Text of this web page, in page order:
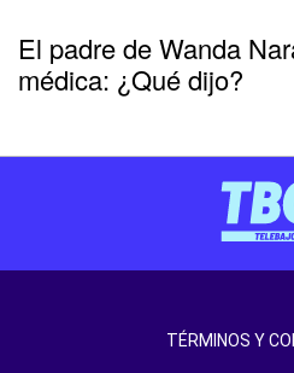
El padre de Wanda
médica: ¿Qué dijo?
TÉRMINOS Y